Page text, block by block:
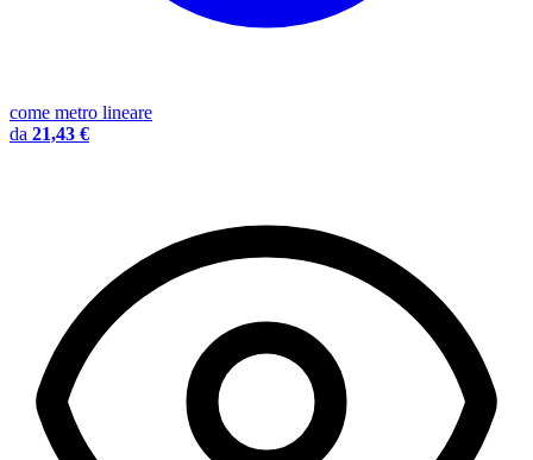
come metro lineare
da 21,43 €